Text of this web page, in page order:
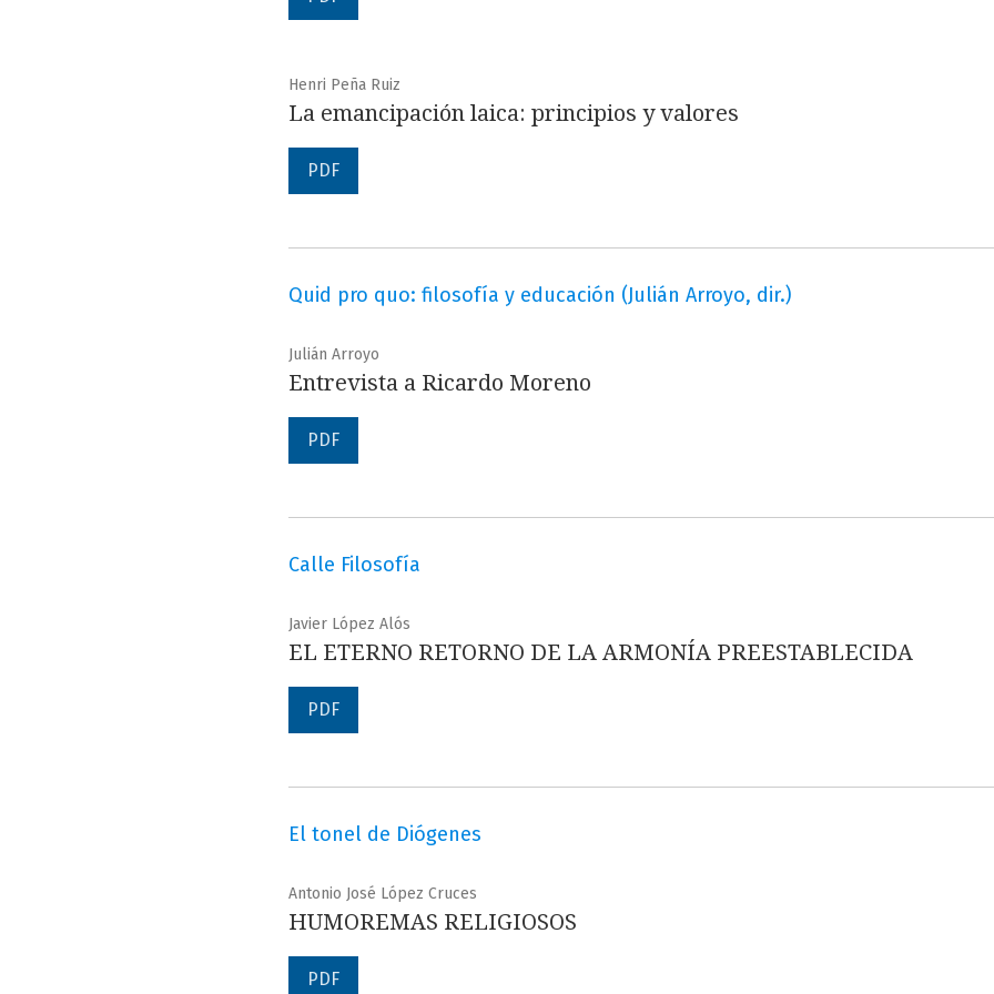
Henri Peña Ruiz
La emancipación laica: principios y valores
PDF
Quid pro quo: filosofía y educación (Julián Arroyo, dir.)
Julián Arroyo
Entrevista a Ricardo Moreno
PDF
Calle Filosofía
Javier López Alós
EL ETERNO RETORNO DE LA ARMONÍA PREESTABLECIDA
PDF
El tonel de Diógenes
Antonio José López Cruces
HUMOREMAS RELIGIOSOS
PDF